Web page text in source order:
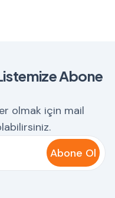
Abone
olmak için mail
Abone Ol